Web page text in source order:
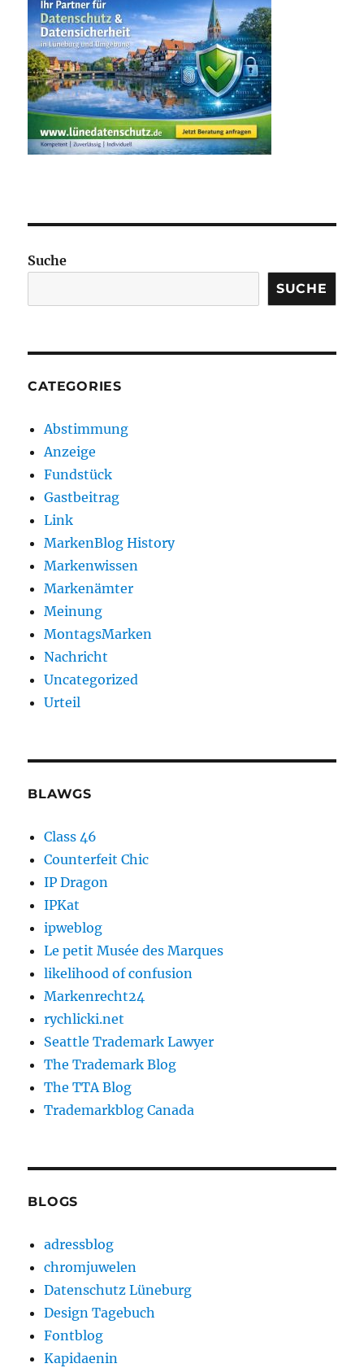
Suche
SUCHE
CATEGORIES
Abstimmung
Anzeige
Fundstück
Gastbeitrag
Link
MarkenBlog History
Markenwissen
Markenämter
Meinung
MontagsMarken
Nachricht
Uncategorized
Urteil
BLAWGS
Class 46
Counterfeit Chic
IP Dragon
IPKat
ipweblog
Le petit Musée des Marques
likelihood of confusion
Markenrecht24
rychlicki.net
Seattle Trademark Lawyer
The Trademark Blog
The TTA Blog
Trademarkblog Canada
BLOGS
adressblog
chromjuwelen
Datenschutz Lüneburg
Design Tagebuch
Fontblog
Kapidaenin